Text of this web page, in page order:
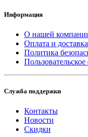
Информация
О нашей
Оплата и доставка
Политика
Служба поддержки
Контакты
Новости
Скидки